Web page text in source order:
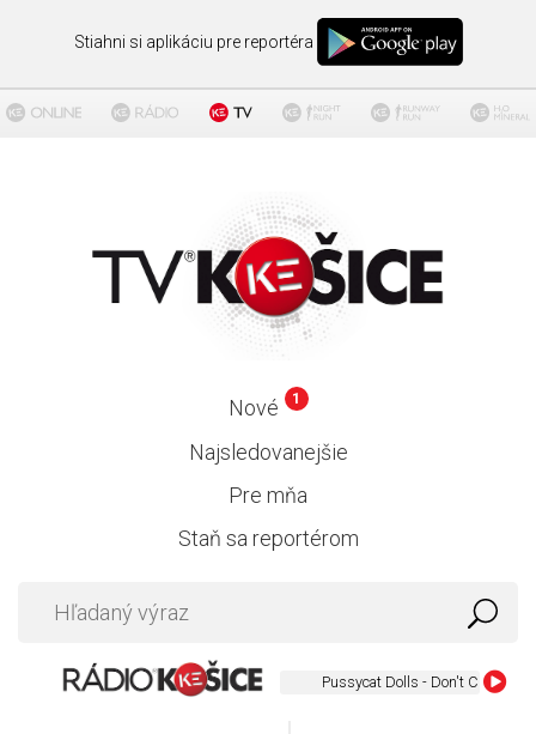
Stiahni si aplikáciu pre reportéra
Nové 1
Najsledovanejšie
Pre mňa
Staň sa reportérom
Pussycat Dolls - Don't Cha